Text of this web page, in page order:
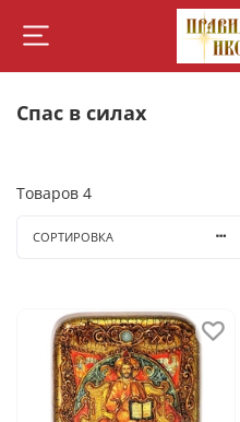
Спас в силах
Товаров 4
СОРТИРОВКА